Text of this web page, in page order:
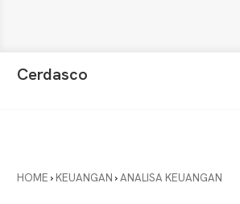
Cerdasco
Anda
HOME › KEUANGAN ›ANALISA KEUANGAN